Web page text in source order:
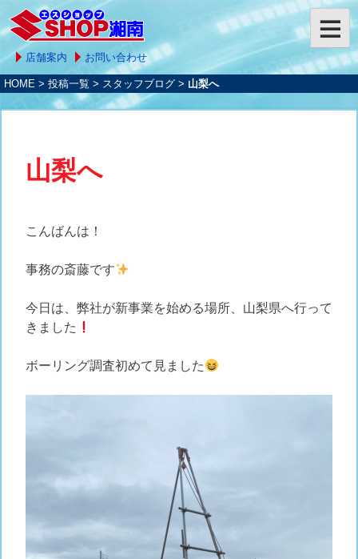
店舗案内 お問い合わせ
HOME > 投稿一覧 > スタッフブログ > 山梨へ
山梨へ
こんばんは！
事務の斎藤です
今日は、弊社が新事業を始める場所、山梨県へ行って
きました
ボーリング調査初めて見ました